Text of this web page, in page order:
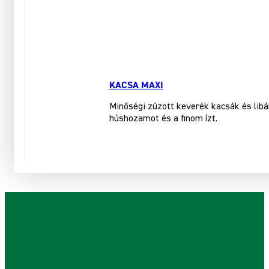
KACSA MAXI
Minőségi zúzott keverék kacsák és
húshozamot és a finom ízt.